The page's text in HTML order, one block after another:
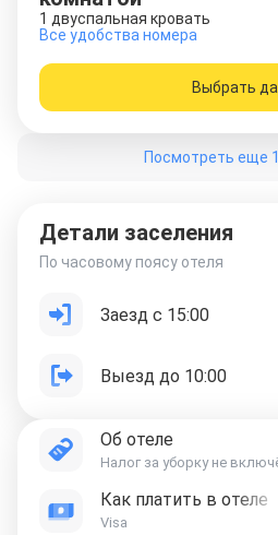
1 двуспальная кровать
Все удобства номера
Выбрать
Посмотреть еще
Детали заселения
По часовому поясу отеля
Заезд с 15:00
Выезд до 10:00
Об отеле
Налог за уборку не
Как платить в отеле
Visa